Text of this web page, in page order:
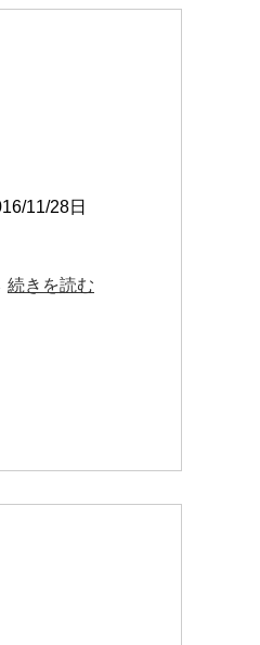
11/28日
続きを読む